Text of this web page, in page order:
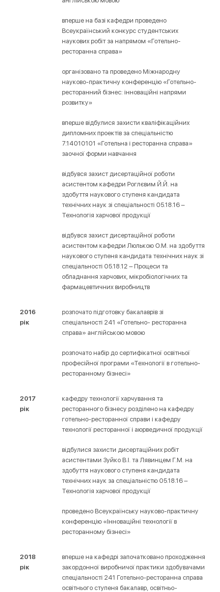
вперше на базі кафедри проведено
Всеукраїнський конкурс студентських
наукових робіт за напрямом «Готельно-
ресторанна справа»
організовано та проведено Міжнародну
науково-практичну конференцію «Готельно-
ресторанний бізнес: інноваційні напрями
розвитку»
вперше відбулися захисти кваліфікаційних
дипломних проектів за спеціальністю
7.14010101 «Готельна і ресторанна справа»
заочної форми навчання
відбувся захист дисертаційної роботи
асистентом кафедри Роглєвим Й.Й. на
здобуття наукового ступеня кандидата
технічних наук зі спеціальності 05.18.16 –
Технологія харчової продукції
відбувся захист дисертаційної роботи
асистентом кафедри Люлькою О.М. на здобуття
наукового ступеня кандидата технічних наук зі
спеціальності 05.18.12 – Процеси та
обладнання харчових, мікробіологічних та
фармацевтичних виробництв
2016
рік
розпочато підготовку бакалаврів зі
спеціальності 241 «Готельно- ресторанна
справа» англійською мовою
розпочато набір до сертифікатної освітньої
професійної програми «Технології в готельно-
ресторанному бізнесі»
2017
рік
кафедру технології харчування та
ресторанного бізнесу розділено на кафедру
готельно-ресторанної справи і кафедру
технології ресторанної і аюрведичної продукції
відбулися захисти дисертаційних робіт
асистентами Зуйко В.І. та Лявинцем Г.М. на
здобуття наукового ступеня кандидата
технічних наук за спеціальністю 05.18.16 –
Технологія харчової продукції
проведено Всеукраїнську науково-практичну
конференцію «Інноваційні технології в
ресторанному бізнесі»
2018
рік
вперше на кафедрі започатковано проходження
закордонної виробничої практики здобувачами
спеціальності 241 Готельно-ресторанна справа
освітнього ступеня бакалавр, освітньо-